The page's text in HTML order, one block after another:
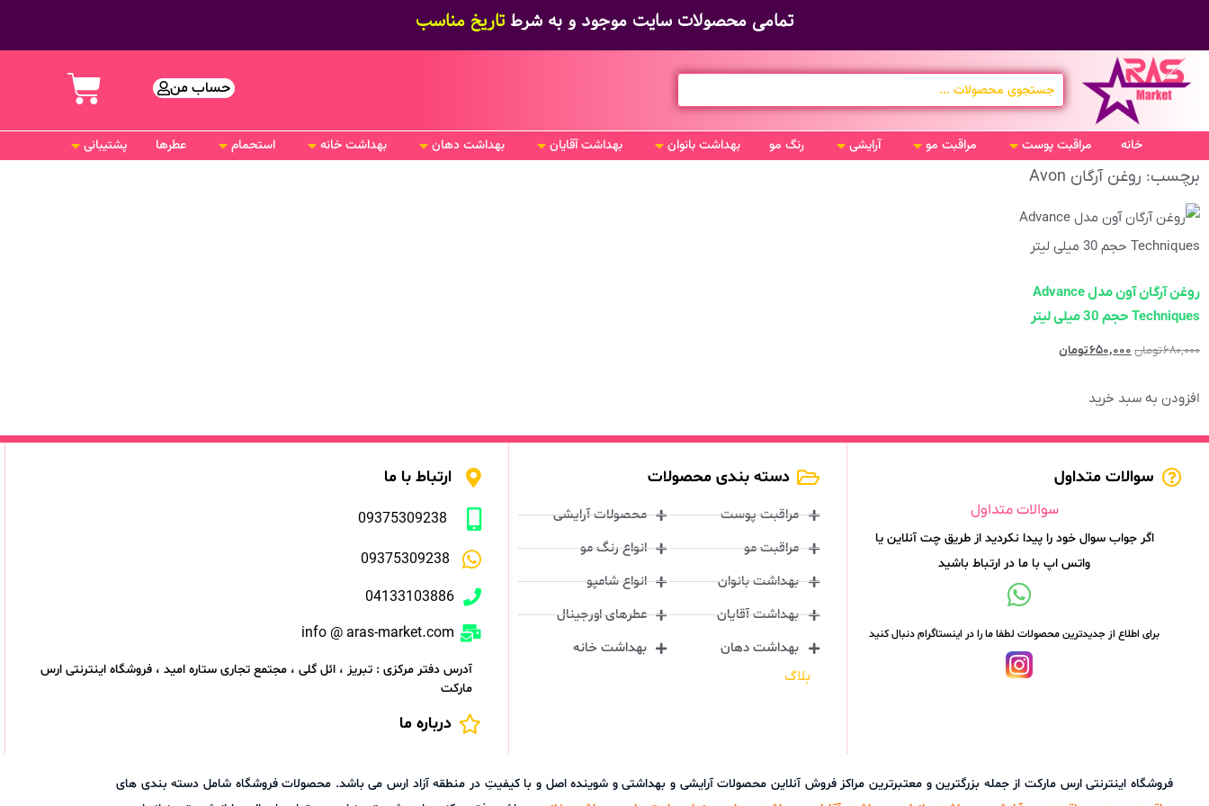
تمامی محصولات سایت موجود و به شرط تاریخ مناسب
حساب من
خانه مراقبت پوست مراقبت مو آرایشی رنگ مو بهداشت بانوان بهداشت آقایان بهداشت دهان بهداشت خانه استحمام عطرها پشتیبانی
برچسب: روغن آرگان Avon
روغن آرگان آون مدل Advance
Techniques حجم 30 میلی لیتر
۶۸۰,۰۰۰تومان ۶۵۰,۰۰۰تومان
افزودن به سبد خرید
سوالات متداول
سوالات متداول
اگر جواب سوال خود را پیدا نکردید از طریق چت آنلاین یا
واتس اپ با ما در ارتباط باشید
برای اطلاع از جدیدترین محصولات لطفا ما را در اینستاگرام دنبال کنید
دسته بندی محصولات
مراقبت پوست
مراقبت مو
بهداشت بانوان
بهداشت آقایان
بهداشت دهان
محصولات آرایشی
انواع رنگ مو
انواع شامپو
عطرهای اورجینال
بهداشت خانه
بلاگ
ارتباط با ما
09375309238
09375309238
04133103886
info @ aras-market.com
آدرس دفتر مرکزی : تبریز ، ائل گلی ، مجتمع تجاری ستاره امید ، فروشگاه اینترنتی ارس
مارکت
درباره ما
فروشگاه اینترنتی ارس مارکت از جمله بزرگترین و معتبرترین مراکز فروش آنلاین محصولات آرایشی و بهداشتی و شوینده اصل و با کیفیتِ در منطقه آزاد ارس می باشد. محصولات فروشگاه شامل دسته بندی های